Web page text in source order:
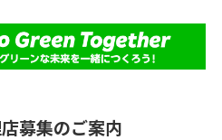
募集のご案内